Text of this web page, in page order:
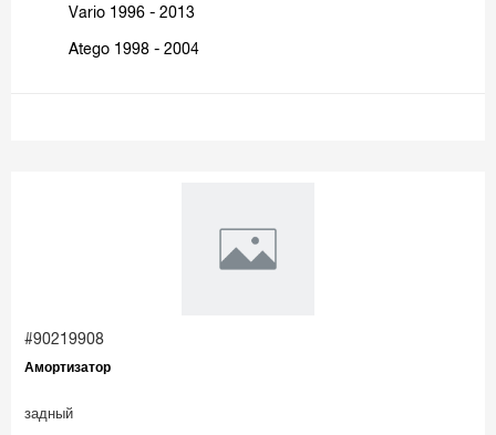
Vario 1996 - 2013
Atego 1998 - 2004
#90219908
Амортизатор
задный